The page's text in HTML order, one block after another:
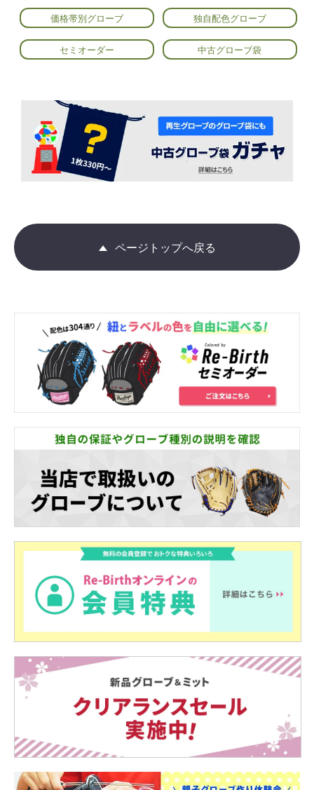
価格帯別グローブ 独自配色グローブ
セミオーダー 中古グローブ袋
ページトップへ戻る